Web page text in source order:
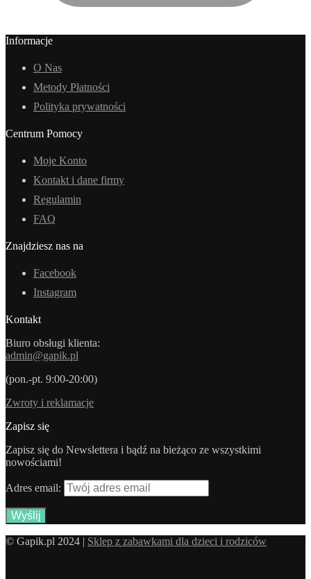
Informacje
O Nas
Metody Płatności
Polityka prywatności
Centrum Pomocy
Moje Konto
Kontakt i dane firmy
Regulamin
FAQ
Znajdziesz nas na
Facebook
Instagram
Kontakt
Biuro obsługi klienta:
admin@gapik.pl
(pon.-pt. 9:00-20:00)
Zwroty i reklamacje
Zapisz się
Zapisz się do Newslettera i bądź na bieżąco ze wszystkimi
nowościami!
Adres email:
© Gapik.pl 2024 | Sklep z zabawkami dla dzieci i rodziców